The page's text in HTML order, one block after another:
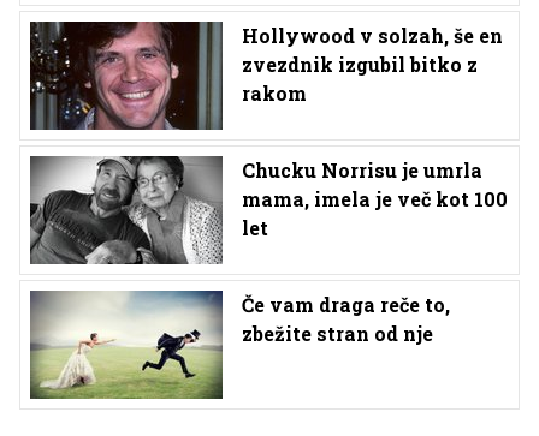
Hollywood v solzah, še en
zvezdnik izgubil bitko z
rakom
Chucku Norrisu je umrla
mama, imela je več kot 100
let
Če vam draga reče to,
zbežite stran od nje